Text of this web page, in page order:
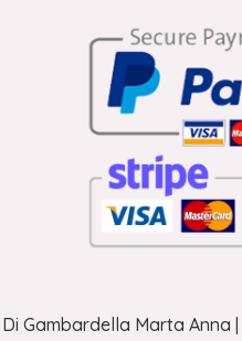
Gambardella Marta Anna